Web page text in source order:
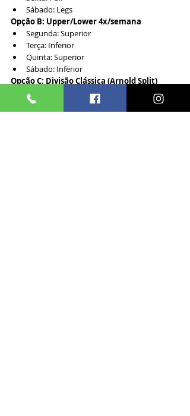
Sábado: Legs
Opção B: Upper/Lower 4x/semana
Segunda: Superior
Terça: Inferior
Quinta: Superior
Sábado: Inferior
Opção C: Divisão Clássica (Arnold Split)
Segunda: Peito + Costas
Terça: Ombros + Braços